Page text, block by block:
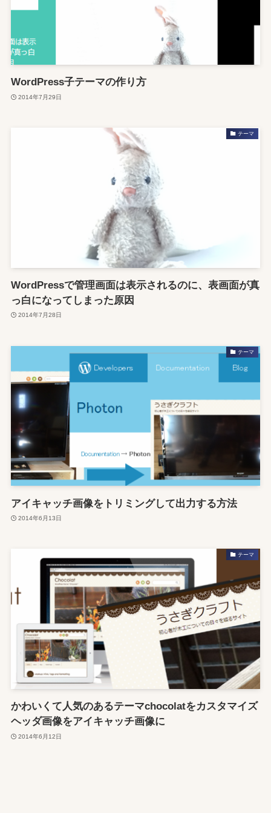
WordPress子テーマの作り方
2014年7月29日
テーマ
WordPressで管理画面は表示されるのに、表画面が真
っ白になってしまった原因
2014年7月28日
テーマ
アイキャッチ画像をトリミングして出力する方法
2014年6月13日
テーマ
かわいくて人気のあるテーマchocolatをカスタマイズ
ヘッダ画像をアイキャッチ画像に
2014年6月12日